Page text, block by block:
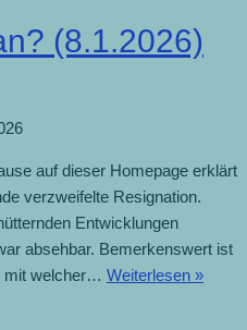
(8.1.2026)
auf dieser Homepage erklärt
verzweifelte Resignation.
Entwicklungen
absehbar. Bemerkenswert ist
mit welcher… Weiterlesen »